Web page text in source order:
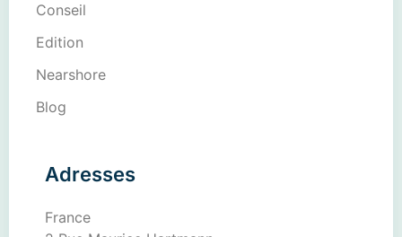
Conseil
Edition
Nearshore
Blog
Adresses
France